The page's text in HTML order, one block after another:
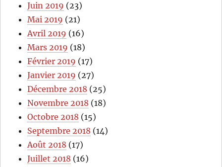
Juin 2019 (23)
Mai 2019 (21)
Avril 2019 (16)
Mars 2019 (18)
Février 2019 (17)
Janvier 2019 (27)
Décembre 2018 (25)
Novembre 2018 (18)
Octobre 2018 (15)
Septembre 2018 (14)
Août 2018 (17)
Juillet 2018 (16)